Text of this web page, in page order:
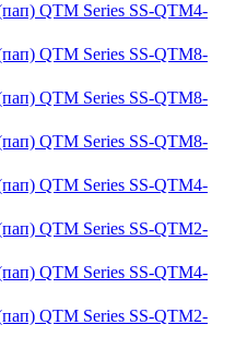
QTM Series SS-QTM4-
QTM Series SS-QTM8-
QTM Series SS-QTM8-
QTM Series SS-QTM8-
QTM Series SS-QTM4-
QTM Series SS-QTM2-
QTM Series SS-QTM4-
QTM Series SS-QTM2-